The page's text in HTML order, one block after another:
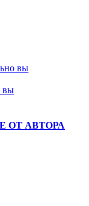
вы
вы
ОТ АВТОРА